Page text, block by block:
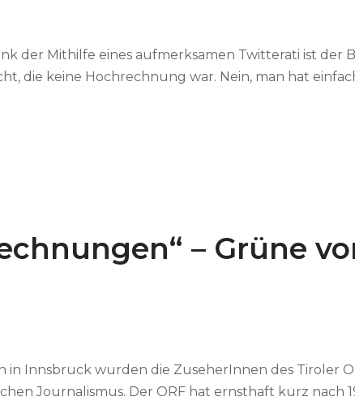
der Mithilfe eines aufmerksamen Twitterati ist der
die keine Hochrechnung war. Nein, man hat
– Grüne
in Innsbruck wurden die ZuseherInnen des Tiroler
Journalismus. Der ORF hat ernsthaft kurz nach